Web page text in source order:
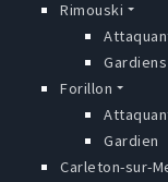
Rimouski
Forillon
Gardien
Carleton-sur-